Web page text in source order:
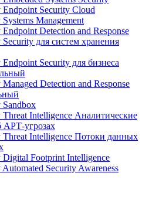
Endpoint Security Cloud
Management
Endpoint Detection and Response
Security для систем хранения
Security для бизнеса
Detection and Response
Sandbox
Threat Intelligence Аналитические
АРТ-угрозах
Threat Intelligence Потоки данных
Digital Footprint Intelligence
Security Awareness